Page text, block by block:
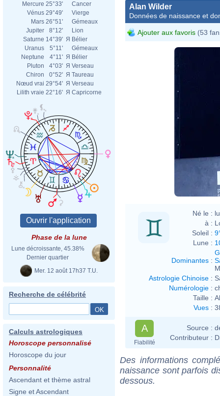
Mercure 25°33'
Cancer
Vénus 29°49'
Vierge
Mars 26°51'
Gémeaux
Jupiter
8°12'
Lion
Saturne 14°39' Я Bélier
Uranus
5°11'
Gémeaux
Neptune
4°11' Я Bélier
Pluton
4°03' Я Verseau
Chiron
0°52' Я Taureau
Nœud vrai 29°54' Я Verseau
Lilith vraie 22°16' Я Capricorne
Phase de la lune
Lune décroissante, 45.38%
Dernier quartier
Mer. 12 août 17h37 T.U.
Recherche de célébrité
Calculs astrologiques
Horoscope personnalisé
Horoscope du jour
Personnalité
Ascendant et thème astral
Signe et Ascendant
Alan Wilder
Données de naissance et
Ajouter aux favoris (53
Né le :
à :
Soleil :
Lune :
Dominantes :
Astrologie Chinoise :
Numérologie :
Taille :
Vues :
A
Fiabilité
Source :
Contributeur :
Des informations
naissance sont parfois
dessous.